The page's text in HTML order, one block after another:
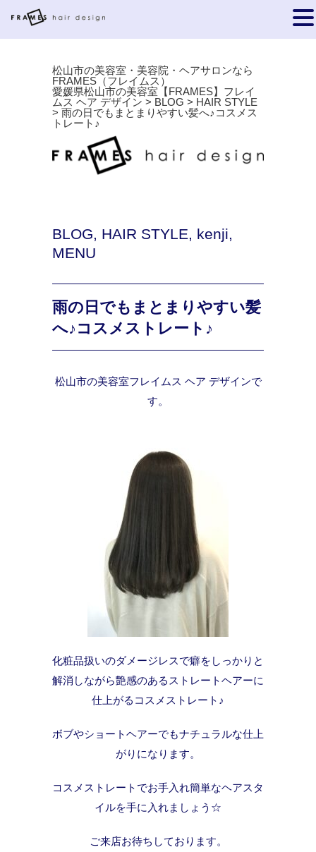
松山市の美容室・美容院・ヘアサロンなら
FRAMES（フレイムス）
愛媛県松山市の美容室【FRAMES】フレイ
ムス ヘア デザイン > BLOG > HAIR STYLE
> 雨の日でもまとまりやすい髪へ♪コスメス
トレート♪
BLOG, HAIR STYLE, kenji,
MENU
雨の日でもまとまりやすい髪
へ♪コスメストレート♪
松山市の美容室フレイムス ヘア デザインで
す。
化粧品扱いのダメージレスで癖をしっかりと
解消しながら艶感のあるストレートヘアーに
仕上がるコスメストレート♪
ボブやショートヘアーでもナチュラルな仕上
がりになります。
コスメストレートでお手入れ簡単なヘアスタ
イルを手に入れましょう☆
ご来店お待ちしております。